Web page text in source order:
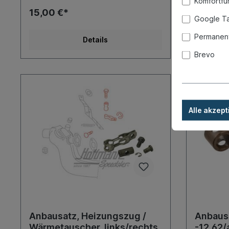
15,00 €*
Details
Anbausatz, Heizungszug /
Google
Brevo
Alle